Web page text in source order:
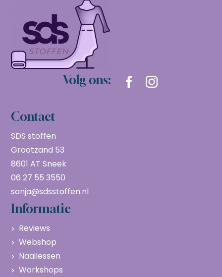
Volg ons:
Contact
SDS stoffen
Grootzand 53
8601 AT Sneek
06 27 55 3550
sonja@sdsstoffen.nl
Informatie
Reviews
Webshop
Naailessen
Workshops